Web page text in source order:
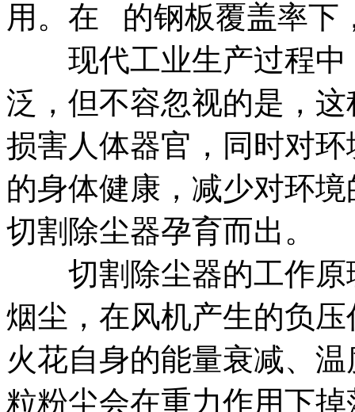
用。在 的钢板覆盖率下
现代工业生产过程中
泛，但不容忽视的是，
损害人体器官，同时对
的身体健康，减少对环
切割除尘器孕育而出。
切割除尘器的工作原
烟尘，在风机产生的负
火花自身的能量衰减、
粒粉尘会在重力作用下